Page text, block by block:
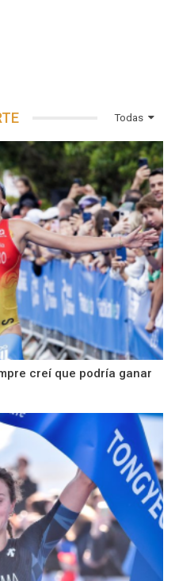
Todas
creí que podría ganar